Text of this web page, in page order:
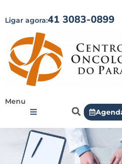
Ligar agora:41 3083-0899
Menu